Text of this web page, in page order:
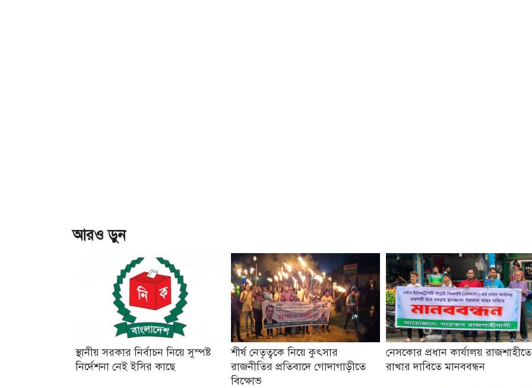
আরও ড়ুন
স্থানীয় সরকার নির্বাচন নিয়ে সুস্পষ্ট
নির্দেশনা নেই ইসির কাছে
শীর্ষ নেতৃত্বকে নিয়ে কুৎসার
রাজনীতির প্রতিবাদে গোদাগাড়ীতে
বিক্ষোভ
নেসকোর প্রধান কার্যালয় রাজশাহীতে
রাখার দাবিতে মানববন্ধন